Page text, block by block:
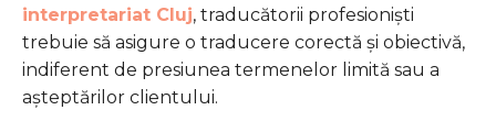
interpretariat Cluj, traducătorii profesioniști
trebuie să asigure o traducere corectă și obiectivă,
indiferent de presiunea termenelor limită sau a
așteptărilor clientului.